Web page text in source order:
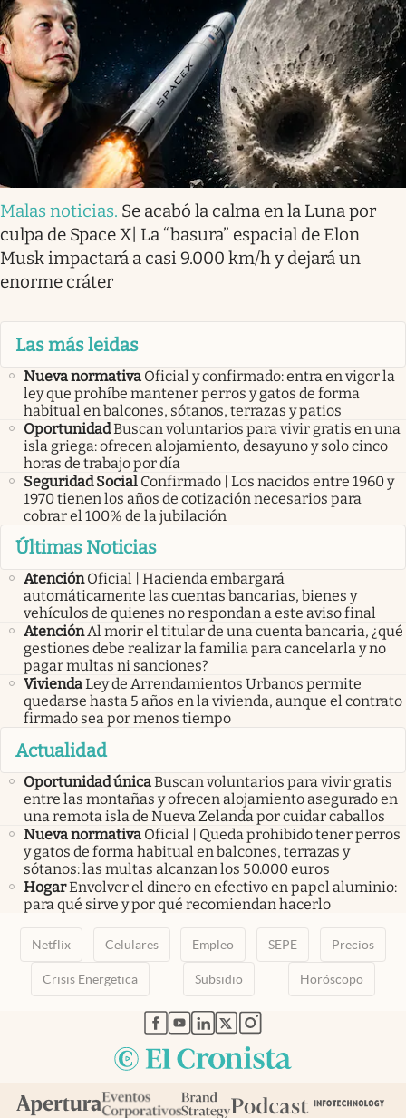
Malas noticias. Se acabó la calma en la Luna por
culpa de Space X| La “basura” espacial de Elon
Musk impactará a casi 9.000 km/h y dejará un
enorme cráter
Las más leidas
Nueva normativa Oficial y confirmado: entra en vigor la
ley que prohíbe mantener perros y gatos de forma
habitual en balcones, sótanos, terrazas y patios
OportunidadBuscan voluntarios para vivir gratis en una
isla griega: ofrecen alojamiento, desayuno y solo cinco
horas de trabajo por día
Seguridad Social Confirmado | Los nacidos entre 1960 y
1970 tienen los años de cotización necesarios para
cobrar el 100% de la jubilación
Últimas Noticias
Atención Oficial | Hacienda embargará
automáticamente las cuentas bancarias, bienes y
vehículos de quienes no respondan a este aviso final
AtenciónAl morir el titular de una cuenta bancaria, ¿qué
gestiones debe realizar la familia para cancelarla y no
pagar multas ni sanciones?
ViviendaLey de Arrendamientos Urbanos permite
quedarse hasta 5 años en la vivienda, aunque el contrato
firmado sea por menos tiempo
Actualidad
Oportunidad únicaBuscan voluntarios para vivir gratis
entre las montañas y ofrecen alojamiento asegurado en
una remota isla de Nueva Zelanda por cuidar caballos
Nueva normativa Oficial | Queda prohibido tener perros
y gatos de forma habitual en balcones, terrazas y
sótanos: las multas alcanzan los 50.000 euros
HogarEnvolver el dinero en efectivo en papel aluminio:
para qué sirve y por qué recomiendan hacerlo
Netflix Celulares Empleo SEPE Precios
Crisis Energetica Subsidio Horóscopo
abre en nueva pestaña
abre en nueva pestaña
abre en nueva pestaña
abre en nueva pestaña
abre en nueva pestaña